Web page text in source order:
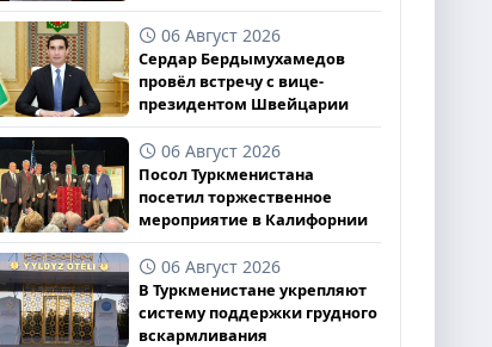
06 Август 2026
Сердар Бердымухамедов
провёл встречу с вице-
президентом Швейцарии
06 Август 2026
Посол Туркменистана
посетил торжественное
мероприятие в Калифорнии
06 Август 2026
В Туркменистане укрепляют
систему поддержки грудного
вскармливания